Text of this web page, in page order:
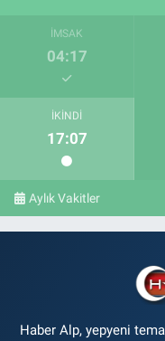
İMSAK
04:17
İKINDI
17:07
Aylık Vakitler
Haber Alp, yepyeni